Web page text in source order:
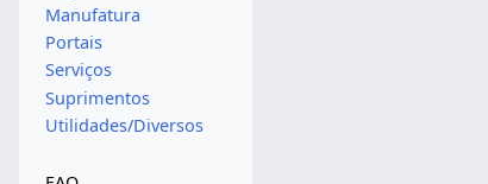
Manufatura
Portais
Serviços
Suprimentos
Utilidades/Diversos